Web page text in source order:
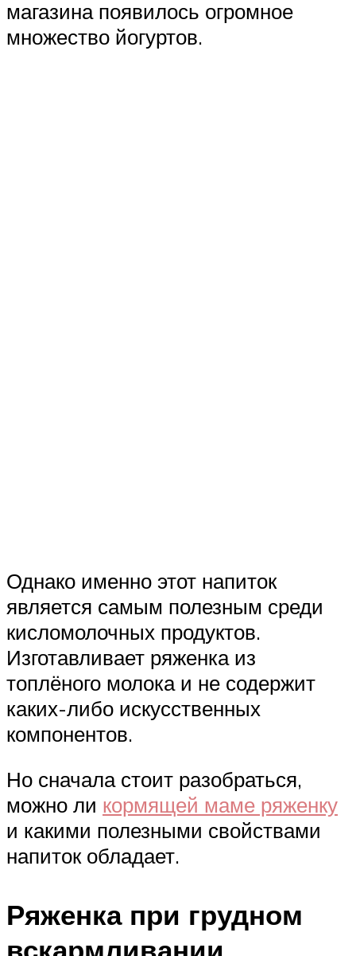
магазина появилось огромное
множество йогуртов.
Однако именно этот напиток
является самым полезным среди
кисломолочных продуктов.
Изготавливает ряженка из
топлёного молока и не содержит
каких-либо искусственных
компонентов.
Но сначала стоит разобраться,
можно ли кормящей маме ряженку
и какими полезными свойствами
напиток обладает.
Ряженка при грудном